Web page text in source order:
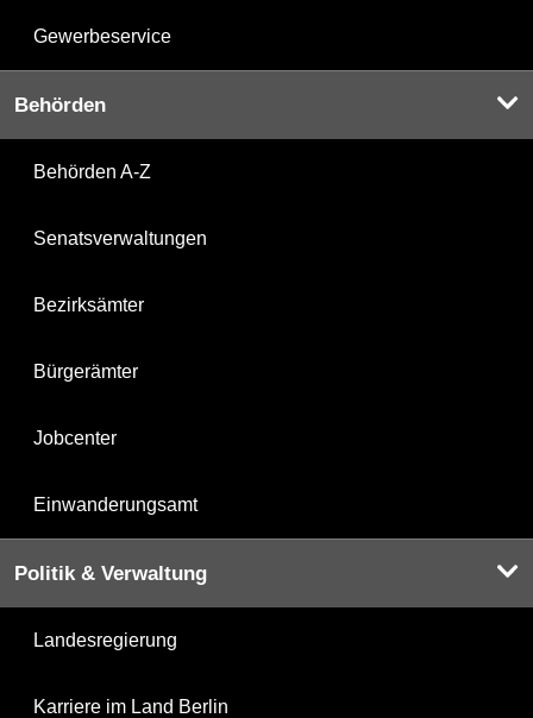
Gewerbeservice
Behörden
Behörden A-Z
Senatsverwaltungen
Bezirksämter
Bürgerämter
Jobcenter
Einwanderungsamt
Politik & Verwaltung
Landesregierung
Karriere im Land Berlin